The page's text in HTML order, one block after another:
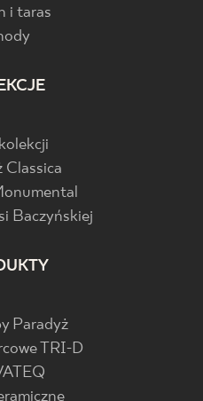
i taras
Classica
Baczyńskiej
Paradyż
TRI-D